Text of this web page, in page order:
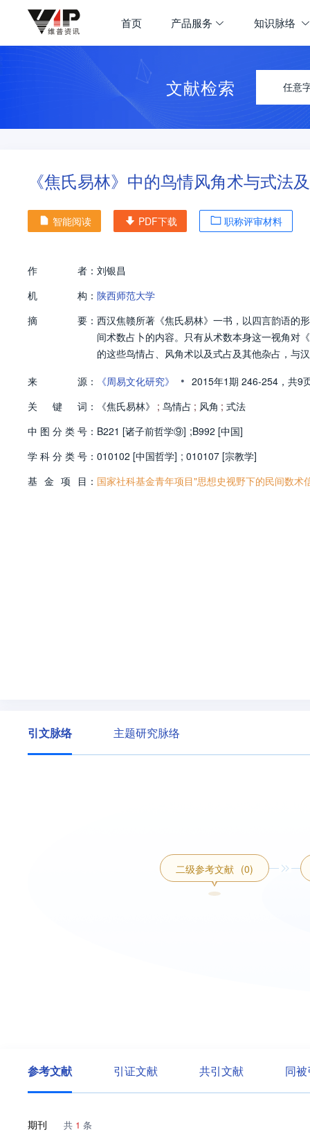
首页 产品服务 知识脉络
文献检索 任意
《焦氏易林》中的鸟情风角术与式法
智能阅读 PDF下载 职称评审材料
作 者： 刘银昌
机
构： 陕西师范大学
摘
要： 西汉焦赣所著《焦氏易林》一书，以四言韵语的
间术数占卜的内容。只有从术数本身这一视角对
的这些鸟情占、风角术以及式占及其他杂占，与
来
源： 《周易文化研究》 • 2015年1期 246-254， 共9
关
键 词： 《焦氏易林》 ; 鸟情占 ; 风角 ; 式法
中 图 分 类 号： B221 [诸子前哲学⑨] ;B992 [中国]
学 科 分 类 号： 010102 [中国哲学] ; 010107 [宗教学]
基 金 项 目： 国家社科基金青年项目"思想史视野下的民间数
引文脉络 主题研究脉络
二级参考文献 (0)
参考文献 引证文献 共引文献 同
期刊 共 1 条